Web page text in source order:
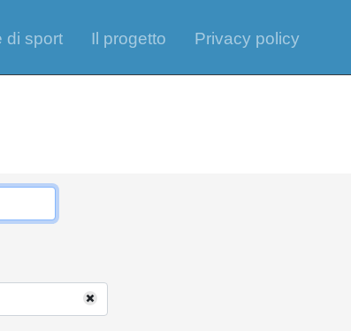
di sport Il progetto Privacy policy